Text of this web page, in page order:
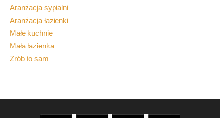
Aranżacja sypialni
Aranżacja łazienki
Małe kuchnie
Mała łazienka
Zrób to sam